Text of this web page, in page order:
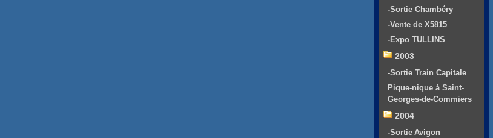
-Sortie Chambéry
-Vente de X5815
-Expo TULLINS
2003
-Sortie Train Capitale
Pique-nique à Saint-
Georges-de-Commiers
2004
-Sortie Avigon